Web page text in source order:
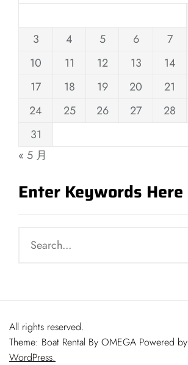
3
4 5 6 7
10
11 12 13 14
17
18 19 20 21
24
25 26 27 28
31
« 5 月
Enter Keywords Here
All rights reserved.
Theme: Boat Rental By OMEGA Powered by
WordPress.